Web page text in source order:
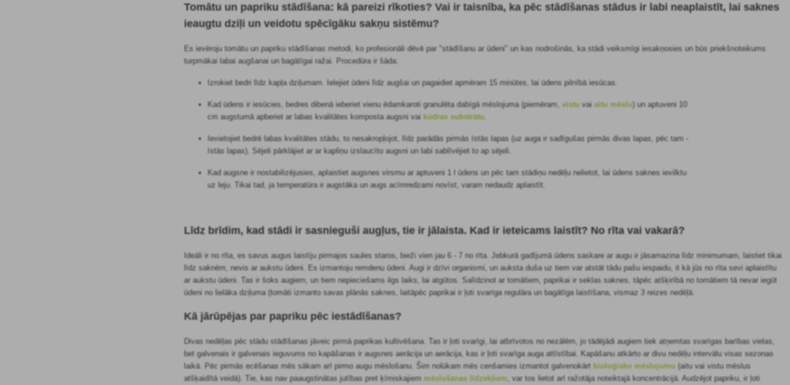
Tomātu un papriku stādīšana: kā pareizi rīkoties? Vai ir taisnība, ka pēc stādīšanas stādus ir labi neaplaistīt, lai saknes
ieaugtu dziļi un veidotu spēcīgāku sakņu sistēmu?
Es ievēroju tomātu un papriku stādīšanas metodi, ko profesionāli dēvē par "stādīšanu ar ūdeni" un kas nodrošinās, ka stādi veiksmīgi iesakņosies un būs priekšnoteikums
turpmākai labai augšanai un bagātīgai ražai. Procedūra ir šāda:
Izrokiet bedri līdz kapļa dziļumam. Ielejiet ūdeni līdz augšai un pagaidiet apmēram 15 minūtes, lai ūdens pilnībā iesūcas.
Kad ūdens ir iesūcies, bedres dibenā ieberiet vienu ēdamkaroti granulēta dabīgā mēslojuma (piemēram,vistu vaiaitu mēslu) un aptuveni 10
cm augstumā apberiet ar labas kvalitātes komposta augsni vai kūdras substrātu
Ievietojiet bedrē labas kvalitātes stādu, to nesakropļojot, līdz parādās pirmās īstās lapas (uz auga ir sadīgušas pirmās divas lapas, pēc tam -
īstās lapas). Sējeli pārklājiet ar ar kapliņu izslaucīto augsni un labi sablīvējiet to ap sējeli.
Kad augsne ir nostabilizējusies, aplaistiet augsnes virsmu ar aptuveni 1 l ūdens un pēc tam stādiņu nedēļu nelietot, lai ūdens saknes ievilktu
uz leju. Tikai tad, ja temperatūra ir augstāka un augs acīmredzami novīst, varam nedaudz aplaistīt.
Līdz brīdim, kad stādi ir sasnieguši augļus, tie ir jālaista. Kad ir ieteicams laistīt? No rīta vai vakarā?
Ideāli ir no rīta, es savus augus laistīju pirmajos saules staros, bieži vien jau 6 - 7 no rīta. Jebkurā gadījumā ūdens saskare ar augu ir jāsamazina līdz minimumam, laistiet tikai
līdz saknēm, nevis ar aukstu ūdeni. Es izmantoju remdenu ūdeni. Augi ir dzīvi organismi, un auksta duša uz tiem var atstāt tādu pašu iespaidu, it kā jūs no rīta sevi aplaistītu
ar aukstu ūdeni. Tas ir šoks augiem, un tiem nepieciešams ilgs laiks, lai atgūtos. Salīdzinot ar tomātiem, paprikai ir seklas saknes, tāpēc atšķirībā no tomātiem tā nevar iegūt
ūdeni no lielāka dziļuma (tomāti izmanto savas plānās saknes, laitāpēc paprikai ir ļoti svarīga regulāra un bagātīga laistīšana, vismaz 3 reizes nedēļā.
Kā jārūpējas par papriku pēc iestādīšanas?
Divas nedēļas pēc stādu stādīšanas jāveic pirmā paprikas kultivēšana. Tas ir ļoti svarīgi, lai atbrīvotos no nezālēm, jo tādējādi augiem tiek atņemtas svarīgas barības vielas,
bet galvenais ir galvenais ieguvums no kapāšanas ir augsnes aerācija un aerācija, kas ir ļoti svarīga auga attīstībai. Kapāšanu atkārto ar divu nedēļu intervālu visas sezonas
laikā. Pēc pirmās ecēšanas mēs sākam arī pirmo augu mēslošanu. Šim nolūkam mēs cenšamies izmantot galvenokārt bioloģisko mēslojumu (aitu vai vistu mēslus
atšķaidītā veidā). Tie, kas nav paaugstinātas jutības pret ķīmiskajiemmēslošanas līdzekļiem , var tos lietot arī ražotāja noteiktajā koncentrācijā. Audzējot papriku, ir ļoti